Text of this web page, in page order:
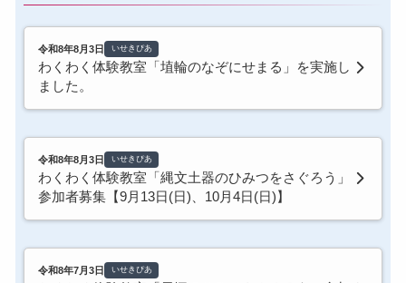
令和8年8月3日 いせきぴあ
わくわく体験教室「埴輪のなぞにせまる」を実施し
ました。
令和8年8月3日 いせきぴあ
わくわく体験教室「縄文土器のひみつをさぐろう」
参加者募集【9月13日(日)、10月4日(日)】
令和8年7月3日 いせきぴあ